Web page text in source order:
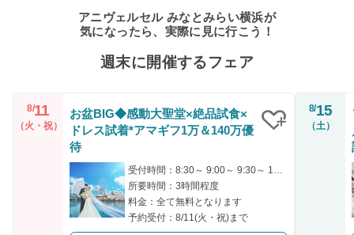
アニヴェルセル みなとみらい横浜が
気になったら、実際に見に行こう！
週末に開催するフェア
8/11
（火・祝）
お盆BIG◆感動大聖堂×絶品試食×
ドレス試着*アマギフ1万＆140万優
待
所要時間：3時間程度
料金：全て無料となります
予約受付：8/11(火・祝)まで
8/15
（土）